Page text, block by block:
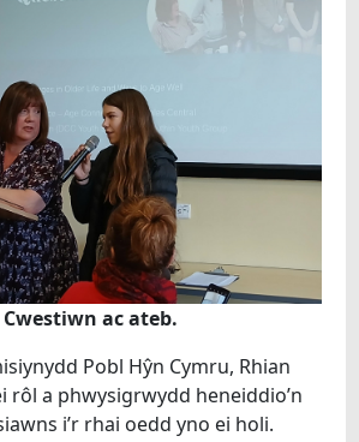
Cwestiwn ac ateb.
Pobl Hŷn Cymru, Rhian
rôl a phwysigrwydd heneiddio’n
i’r rhai oedd yno ei holi.